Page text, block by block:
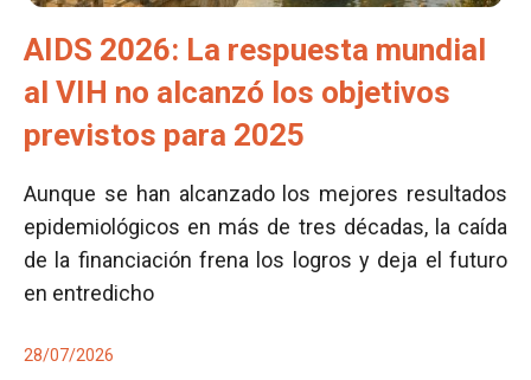
AIDS 2026: La respuesta mundial
al VIH no alcanzó los objetivos
previstos para 2025
Aunque se han alcanzado los mejores resultados
epidemiológicos en más de tres décadas, la caída
de la financiación frena los logros y deja el futuro
en entredicho
28/07/2026